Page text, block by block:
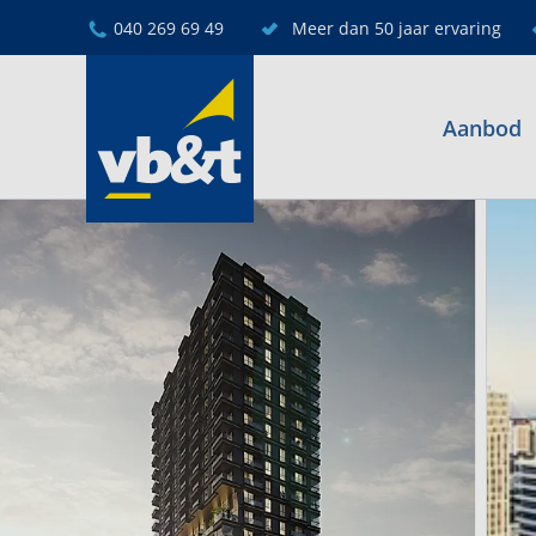
040 269 69 49 Meer dan 50 jaar ervaring
Aanbod